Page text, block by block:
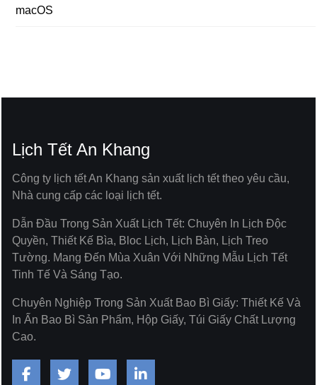
macOS
Lịch Tết An Khang
Công ty lịch tết An Khang sản xuất lịch tết theo yêu cầu,
Nhà cung cấp các loại lịch tết.
Dẫn Đầu Trong Sản Xuất Lịch Tết: Chuyên In Lịch Độc
Quyền, Thiết Kế Bìa, Bloc Lịch, Lịch Bàn, Lịch Treo
Tường. Mang Đến Mùa Xuân Với Những Mẫu Lịch Tết
Tinh Tế Và Sáng Tạo.
Chuyên Nghiệp Trong Sản Xuất Bao Bì Giấy: Thiết Kế Và
In Ấn Bao Bì Sản Phẩm, Hộp Giấy, Túi Giấy Chất Lượng
Cao.